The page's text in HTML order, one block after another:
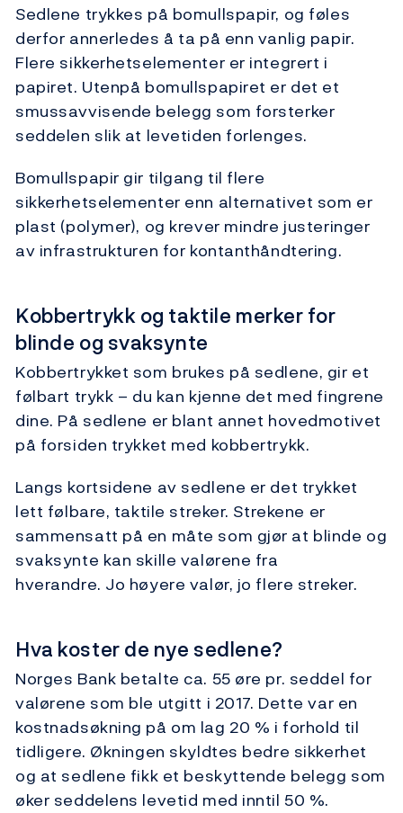
Sedlene trykkes på bomullspapir, og føles
derfor annerledes å ta på enn vanlig papir.
Flere sikkerhetselementer er integrert i
papiret. Utenpå bomullspapiret er det et
smussavvisende belegg som forsterker
seddelen slik at levetiden forlenges.
Bomullspapir gir tilgang til flere
sikkerhetselementer enn alternativet som er
plast (polymer), og krever mindre justeringer
av infrastrukturen for kontanthåndtering.
Kobbertrykk og taktile merker for
blinde og svaksynte
Kobbertrykket som brukes på sedlene, gir et
følbart trykk – du kan kjenne det med fingrene
dine. På sedlene er blant annet hovedmotivet
på forsiden trykket med kobbertrykk.
Langs kortsidene av sedlene er det trykket
lett følbare, taktile streker. Strekene er
sammensatt på en måte som gjør at blinde og
svaksynte kan skille valørene fra
hverandre. Jo høyere valør, jo flere streker.
Hva koster de nye sedlene?
Norges Bank betalte ca. 55 øre pr. seddel for
valørene som ble utgitt i 2017. Dette var en
kostnadsøkning på om lag 20 % i forhold til
tidligere. Økningen skyldtes bedre sikkerhet
og at sedlene fikk et beskyttende belegg som
øker seddelens levetid med inntil 50 %.